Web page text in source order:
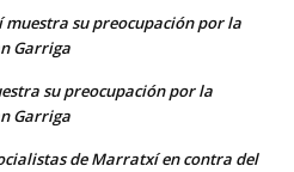
su preocupación por la
Garriga
su preocupación por la
Garriga
de Marratxí en contra del